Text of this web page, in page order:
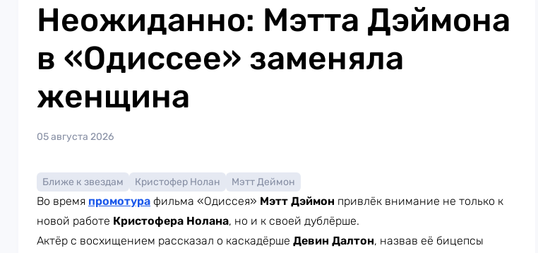
Неожиданно: Мэтта Дэймона
в «Одиссее» заменяла
женщина
05 августа 2026
Ближе к звездам Кристофер Нолан Мэтт Деймон
Во время промотура фильма «Одиссея» Мэтт Дэймон привлёк внимание не только к
новой работе Кристофера Нолана, но и к своей дублёрше.
Актёр с восхищением рассказал о каскадёрше Девин Далтон, назвав её бицепсы